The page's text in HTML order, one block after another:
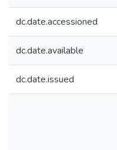
dc.date.accessioned
dc.date.available
dc.date.issued